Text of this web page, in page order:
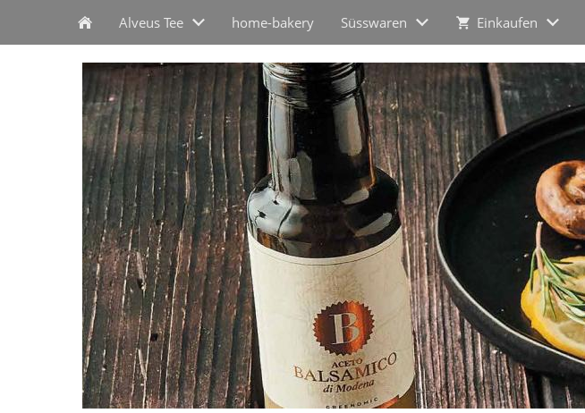
Alveus Tee home-bakery Süsswaren Einkaufen